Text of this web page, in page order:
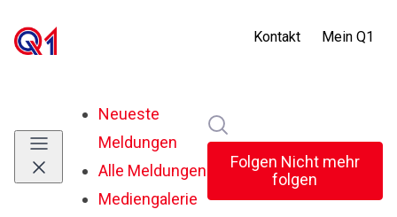
Neueste
Meldungen
Alle Meldungen
Mediengalerie
Folgen Nicht mehr
folgen